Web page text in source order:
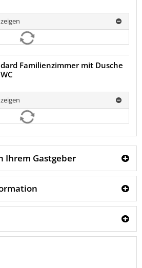
Familienzimmer mit Dusche
Ihrem Gastgeber